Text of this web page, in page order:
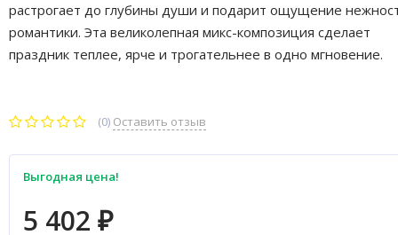
растрогает до глубины души и подарит ощущение
романтики. Эта великолепная микс-композиция сделает
праздник теплее, ярче и трогательнее в одно мгновение.
(0) Оставить отзыв
Выгодная цена!
5 402 ₽